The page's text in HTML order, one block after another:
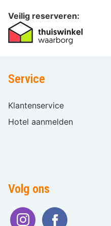
Veilig reserveren:
Service
Klantenservice
Hotel aanmelden
Volg ons